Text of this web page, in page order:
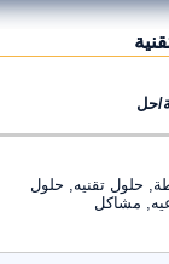
حلول تقنيه, حلول
مشاكل